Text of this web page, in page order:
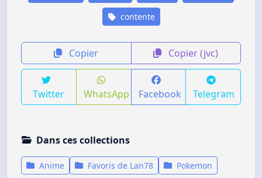
contente
Copier Copier (jvc)
Twitter WhatsApp Facebook Telegram
Dans ces collections
Anime Favoris de Lan78 Pokemon